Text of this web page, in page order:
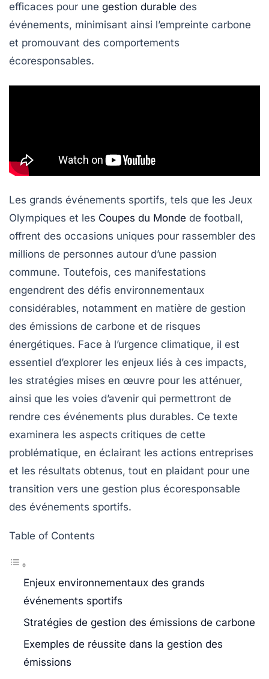
efficaces pour une gestion durable des
événements, minimisant ainsi l’empreinte carbone
et promouvant des comportements
écoresponsables.
Les grands événements sportifs, tels que les Jeux
Olympiques et les Coupes du Monde de football,
offrent des occasions uniques pour rassembler des
millions de personnes autour d’une passion
commune. Toutefois, ces manifestations
engendrent des défis environnementaux
considérables, notamment en matière de gestion
des émissions de carbone et de risques
énergétiques. Face à l’urgence climatique, il est
essentiel d’explorer les enjeux liés à ces impacts,
les stratégies mises en œuvre pour les atténuer,
ainsi que les voies d’avenir qui permettront de
rendre ces événements plus durables. Ce texte
examinera les aspects critiques de cette
problématique, en éclairant les actions entreprises
et les résultats obtenus, tout en plaidant pour une
transition vers une gestion plus écoresponsable
des événements sportifs.
Table of Contents
Enjeux environnementaux des grands
événements sportifs
Stratégies de gestion des émissions de carbone
Exemples de réussite dans la gestion des
émissions